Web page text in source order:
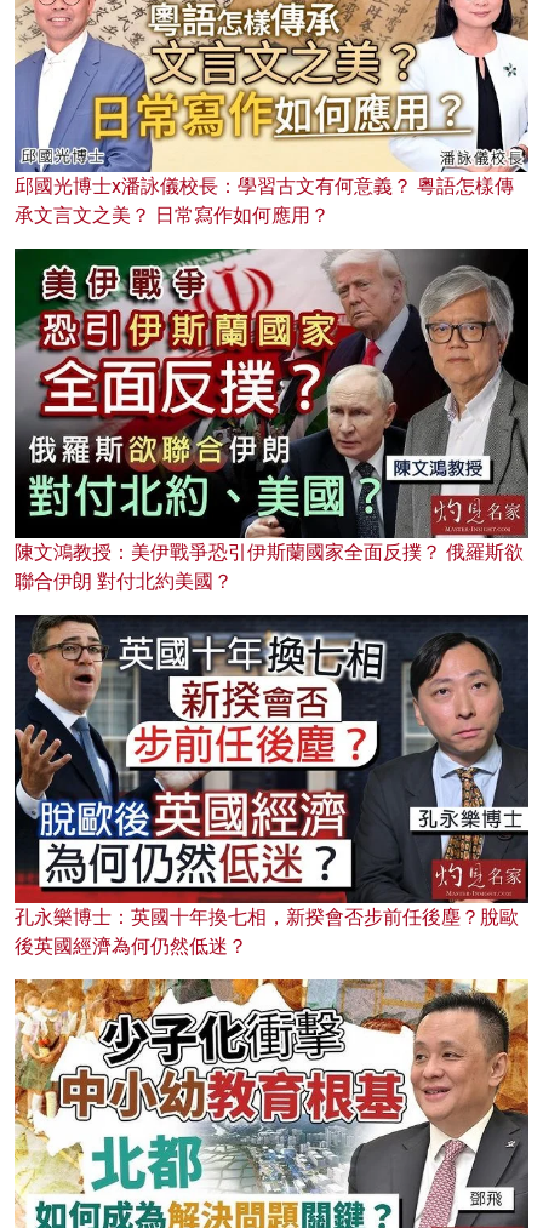
邱國光博士x潘詠儀校長：學習古文有何意義？ 粵語怎樣傳
承文言文之美？ 日常寫作如何應用？
陳文鴻教授：美伊戰爭恐引伊斯蘭國家全面反撲？ 俄羅斯欲
聯合伊朗 對付北約美國？
孔永樂博士：英國十年換七相，新揆會否步前任後塵？脫歐
後英國經濟為何仍然低迷？